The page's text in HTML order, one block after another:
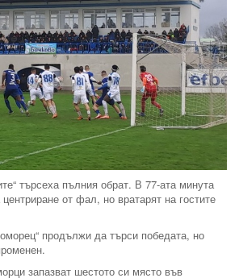
търсеха пълния обрат. В 77-ата минута
от фал, но вратарят на гостите
продължи да търси победата, но
запазват шестото си място във